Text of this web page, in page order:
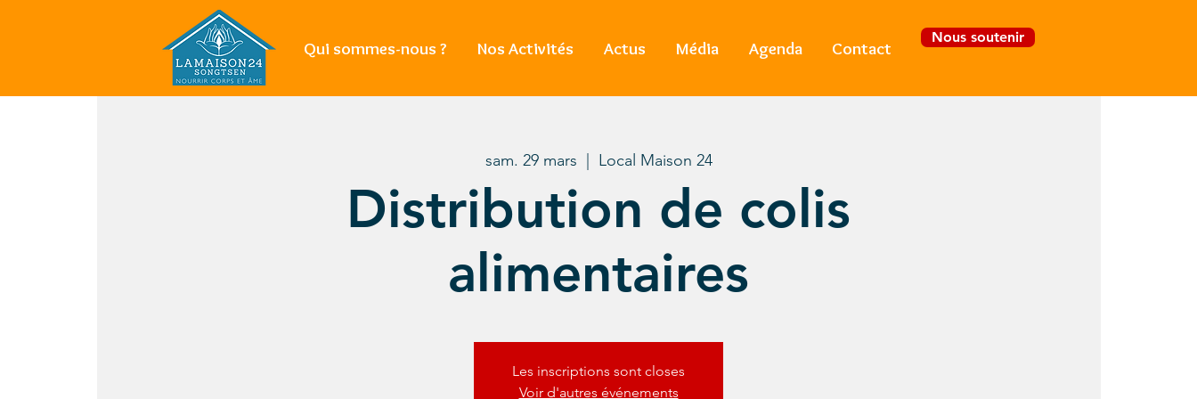
sam. 29 mars Local Maison 24
Distribution de colis
alimentaires
Les inscriptions sont closes
Voir d'autres événements
Qui sommes-nous ? Nos Activités Actus Média Agenda Contact
Nous soutenir